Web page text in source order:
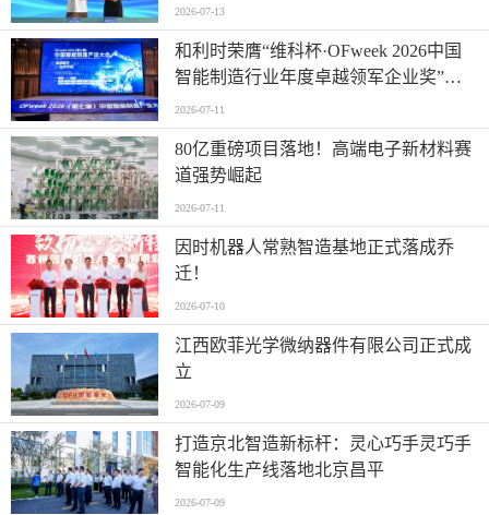
2026-07-13
和利时荣膺“维科杯·OFweek 2026中国
智能制造行业年度卓越领军企业奖”，
以自主创新实力引领智造新浪潮
2026-07-11
80亿重磅项目落地！高端电子新材料赛
道强势崛起
2026-07-11
因时机器人常熟智造基地正式落成乔
迁！
2026-07-10
江西欧菲光学微纳器件有限公司正式成
立
2026-07-09
打造京北智造新标杆：灵心巧手灵巧手
智能化生产线落地北京昌平
2026-07-09